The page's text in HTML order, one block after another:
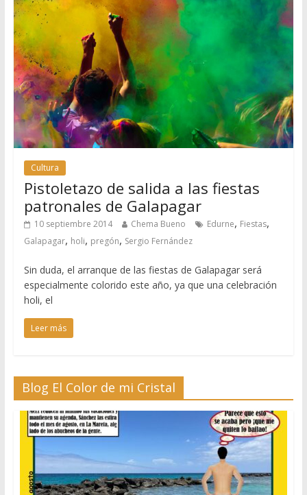
Cultura
Pistoletazo de salida a las fiestas
patronales de Galapagar
10 septiembre 2014 Chema Bueno Edurne, Fiestas,
Galapagar, holi, pregón, Sergio Fernández
Sin duda, el arranque de las fiestas de Galapagar será
especialmente colorido este año, ya que una celebración
holi, el
Leer más
Blog El Color de mi Cristal